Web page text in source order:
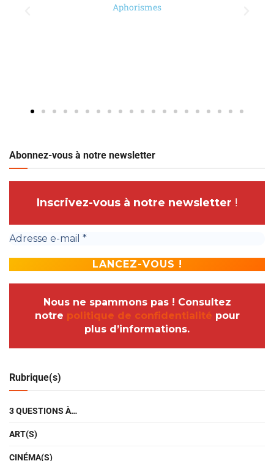
Aphorismes
Abonnez-vous à notre newsletter
Inscrivez-vous à notre newsletter !
Nous ne spammons pas ! Consultez
notre politique de confidentialité pour
plus d’informations.
Rubrique(s)
3 QUESTIONS À…
ART(S)
CINÉMA(S)